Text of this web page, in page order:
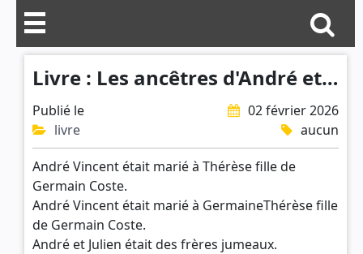
Livre : Les ancêtres d'André et Julien Vincent
Publié le
02 février 2026
livre
aucun
André Vincent était marié à Thérèse fille de
Germain Coste.
André Vincent était marié à GermaineThérèse fille
de Germain Coste.
André et Julien était des frères jumeaux.